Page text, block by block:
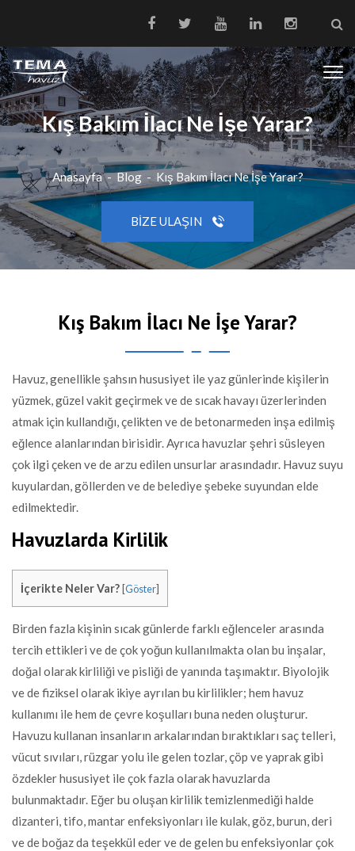
Kış Bakım İlacı Ne İşe Yarar?
Anasayfa - Blog - Kış Bakım İlacı Ne İşe Yarar?
BIZE ULAŞIN
Kış Bakım İlacı Ne İşe Yarar?
Havuz, genellikle şahsın hususiyet ile yaz günlerinde kişilerin
yüzmek, güzel vakit geçirmek ve de sıcak havayı üzerlerinden
atmak için kullandığı, çelikten ve de betonarmeden inşa edilmiş
eğlence alanlarından birisidir. Ayrıca havuzlar şehri süsleyen
çok ilgi çeken ve de arzu edilen unsurlar arasındadır. Havuz suyu
kuyulardan, göllerden ve de belediye şebeke suyundan elde
edilmektedir.
Havuzlarda Kirlilik
İçerikte Neler Var? [Göster]
Birden fazla kişinin sıcak günlerde farklı eğlenceler arasında
tercih ettikleri ve de çok yoğun kullanılmakta olan bu inşalar,
doğal olarak kirliliği ve pisliği de yanında taşımaktır. Biyolojik
ve de fiziksel olarak ikiye ayrılan bu kirlilikler; hem havuz
kullanımı ile hem de çevre koşulları buna neden oluşturur.
Havuzu kullanan insanların arkalarından bıraktıkları saç telleri,
vücut sıvıları, rüzgar yolu ile gelen tozlar, çöp ve yaprak gibi
özdekler hususiyet ile çok fazla olarak havuzlarda
bulunmaktadır. Eğer bu oluşan kirlilik temizlenmediği halde
dizanteri, tifo, mantar enfeksiyonları ile kulak, göz, burun, deri
ve de boğaz da teşekkül eder ve de gelen bu enfeksiyonlar çok